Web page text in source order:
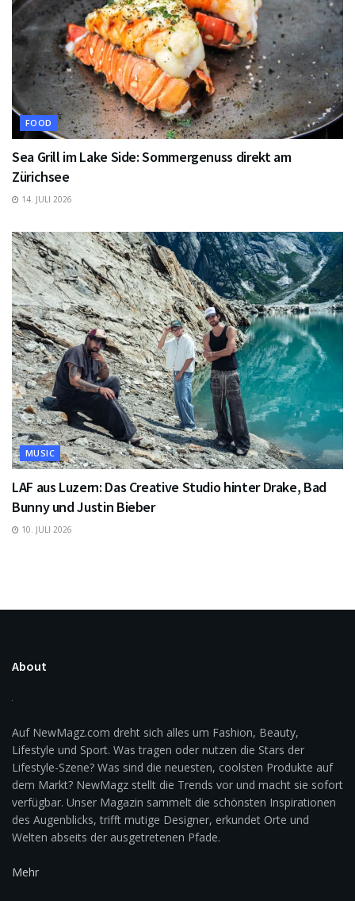
FOOD
Sea Grill im Lake Side: Sommergenuss direkt am
Zürichsee
14. JULI 2026
MUSIC
LAF aus Luzern: Das Creative Studio hinter Drake, Bad
Bunny und Justin Bieber
10. JULI 2026
About
Auf NewMagz.com dreht sich alles um Fashion, Beauty,
Lifestyle und Sport. Was tragen oder nutzen die Stars der
Lifestyle-Szene? Was sind die neuesten, coolsten Produkte auf
dem Markt? NewMagz stellt die Trends vor und macht sie sofort
verfügbar. Unser Magazin sammelt die schönsten Inspirationen
des Augenblicks, trifft mutige Designer, erkundet Orte und
Welten abseits der ausgetretenen Pfade.
Mehr